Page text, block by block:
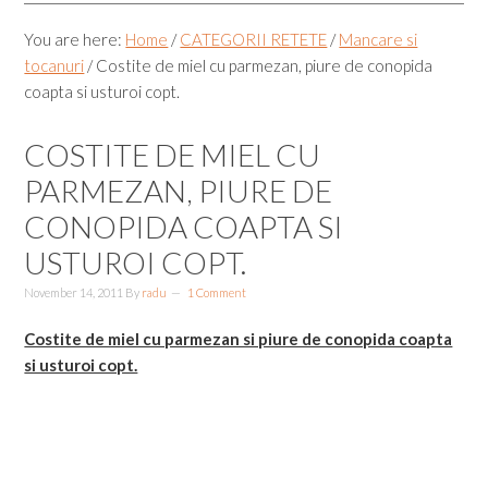
You are here: Home / CATEGORII RETETE / Mancare si
tocanuri /Costite de miel cu parmezan, piure de conopida
coapta si usturoi copt.
COSTITE DE MIEL CU
PARMEZAN, PIURE DE
CONOPIDA COAPTA SI
USTUROI COPT.
November 14, 2011 By radu 1 Comment
Costite de miel cu parmezan si piure de conopida coapta
si usturoi copt.